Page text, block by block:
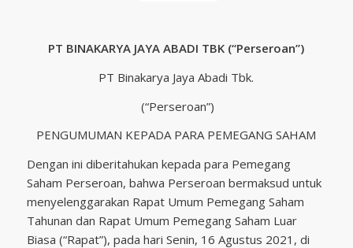
PT BINAKARYA JAYA ABADI TBK (“Perseroan”)
PT Binakarya Jaya Abadi Tbk.
(“Perseroan”)
PENGUMUMAN KEPADA PARA PEMEGANG SAHAM
Dengan ini diberitahukan kepada para Pemegang
Saham Perseroan, bahwa Perseroan bermaksud untuk
menyelenggarakan Rapat Umum Pemegang Saham
Tahunan dan Rapat Umum Pemegang Saham Luar
Biasa (“Rapat”), pada hari Senin, 16 Agustus 2021, di